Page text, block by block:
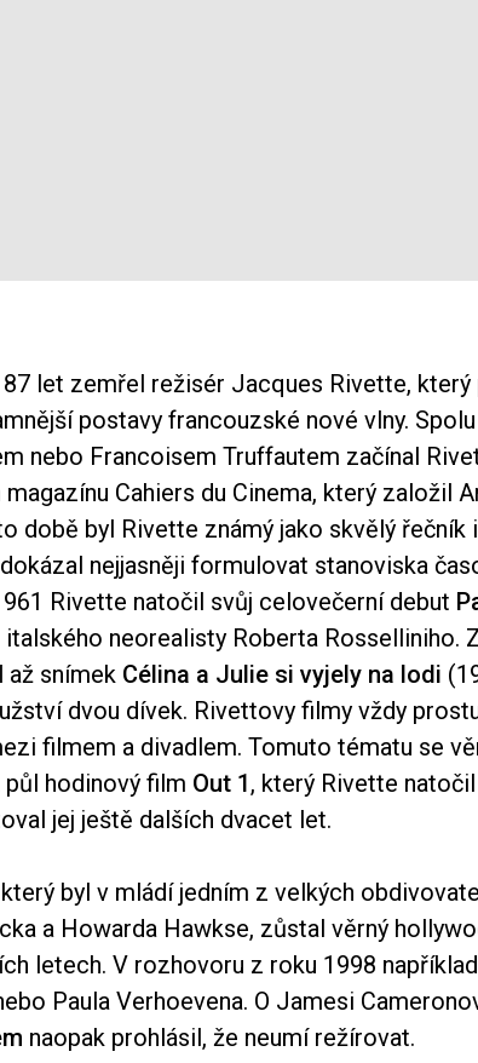
87 let zemřel režisér Jacques Rivette,
postavy francouzské nové vlny.
nebo Francoisem Truffautem začínal
magazínu Cahiers du Cinema, který založil
době byl Rivette známý jako skvělý řečník
nejjasněji formulovat stanoviska
Rivette natočil svůj celovečerní debut
neorealisty Roberta Rosselliniho.
až snímek Célina a Julie si vyjely na lodi
dvou dívek. Rivettovy filmy vždy
filmem a divadlem. Tomuto tématu se
hodinový film Out 1, který Rivette
jej ještě dalších dvacet let.
byl v mládí jedním z velkých
a Howarda Hawkse, zůstal věrný
letech. V rozhovoru z roku 1998
Paula Verhoevena. O Jamesi
naopak prohlásil, že neumí režírovat.